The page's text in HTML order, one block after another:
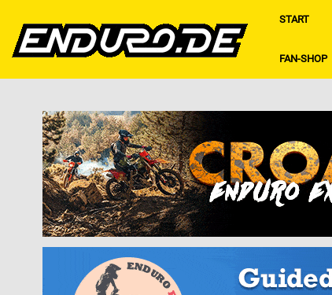
START
FAN-SHOP